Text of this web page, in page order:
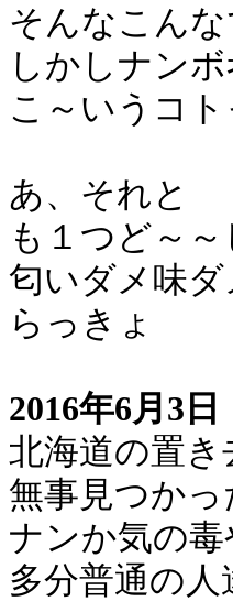
そんなこん
しかしナン
こ～いうコ
あ、それと
も１つど～
匂いダメ味
らっきょ
2016年6月3日
北海道の置き
無事見つか
ナンか気の
多分普通の人